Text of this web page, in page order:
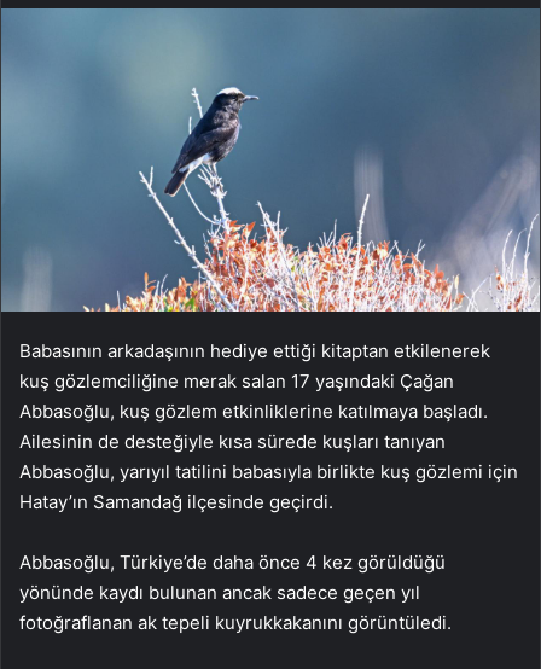
Babasının arkadaşının hediye ettiği kitaptan etkilenerek
kuş gözlemciliğine merak salan 17 yaşındaki Çağan
Abbasoğlu, kuş gözlem etkinliklerine katılmaya başladı.
Ailesinin de desteğiyle kısa sürede kuşları tanıyan
Abbasoğlu, yarıyıl tatilini babasıyla birlikte kuş gözlemi için
Hatay’ın Samandağ ilçesinde geçirdi.
Abbasoğlu, Türkiye’de daha önce 4 kez görüldüğü
yönünde kaydı bulunan ancak sadece geçen yıl
fotoğraflanan ak tepeli kuyrukkakanını görüntüledi.